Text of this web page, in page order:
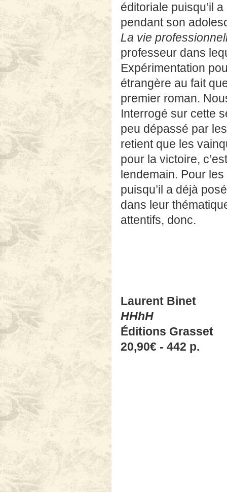
éditoriale puisqu’il
pendant son
La vie
professeur dans
Expérimentation
étrangère au fait
premier roman.
Interrogé sur cette
peu dépassé par
retient que les
pour la victoire,
lendemain. Pour
puisqu’il a déjà
dans leur
attentifs, donc.
Laurent Binet
HHhH
Éditions Grasset
20,90€ - 442 p.